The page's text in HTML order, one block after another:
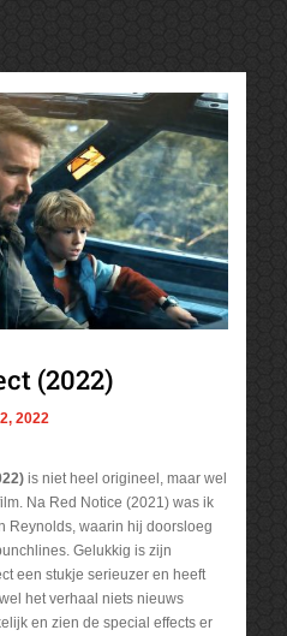
(2022)
2022
is niet heel origineel, maar wel
Na Red Notice (2021) was ik
Reynolds, waarin hij doorsloeg
Gelukkig is zijn
een stukje serieuzer en heeft
het verhaal niets nieuws
en zien de special effects er